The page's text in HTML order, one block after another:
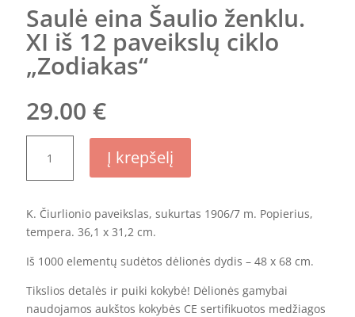
Saulė eina Šaulio ženklu.
XI iš 12 paveikslų ciklo
„Zodiakas“
29.00 €
kiekis:
Saulė
Šaulio
ženklu.
12
paveikslų
Į krepšelį
K. Čiurlionio paveikslas, sukurtas 1906/7 m. Popierius,
tempera. 36,1 x 31,2 cm.
Iš 1000 elementų sudėtos dėlionės dydis – 48 x 68 cm.
Tikslios detalės ir puiki kokybė! Dėlionės gamybai
naudojamos aukštos kokybės CE sertifikuotos medžiagos